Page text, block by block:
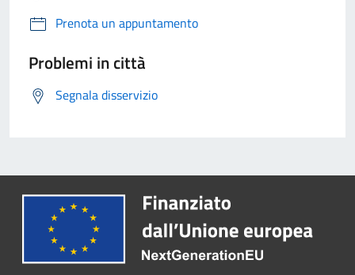
Prenota un appuntamento
Problemi in città
Segnala disservizio